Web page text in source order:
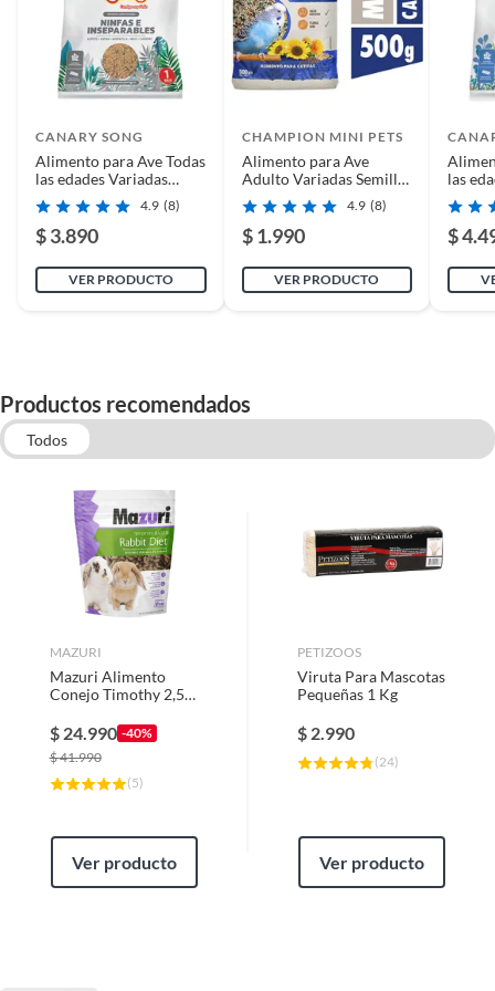
Cantidad contenida
en el empaque
1.13 kg
CANARY SONG
Alimento para Ave Todas
las edades Variadas
Semillas 1 kg
4.9 (8)
$ 3.890
VER PRODUCTO
CHAMPION MINI PETS
Alimento para Ave
Adulto Variadas Semillas
0.5 kg
4.9 (8)
$ 1.990
VER PRODUCTO
las
$
Productos recomendados
Todos
MAZURI
Mazuri Alimento
Conejo Timothy 2,5
$ 24.990 -40%
$41.990
(5)
Ver producto
PETIZOOS
Viruta Para Mascotas
Pequeñas 1 Kg
$ 2.990
(24)
Ver producto